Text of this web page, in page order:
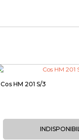
Cos HM 201 S/3